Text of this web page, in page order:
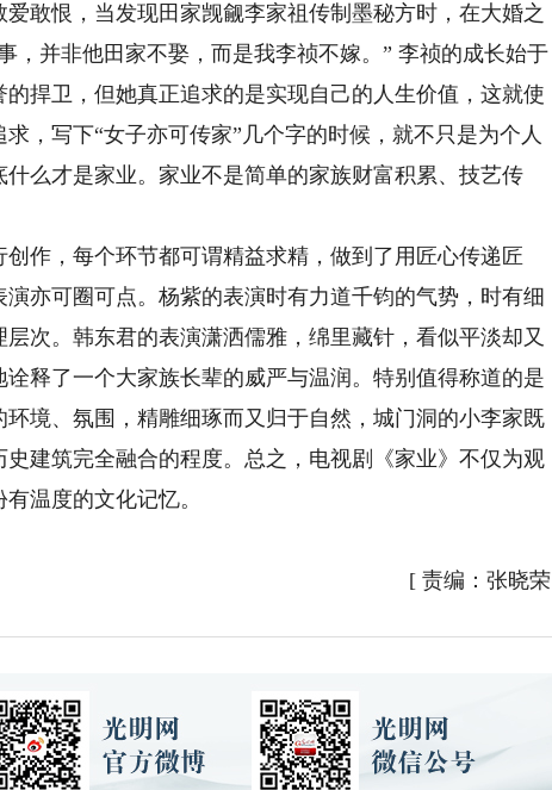
敢恨，当发现田家觊觎李家祖传制墨秘方时，在大婚之
，并非他田家不娶，而是我李祯不嫁。” 李祯的成长始于
捍卫，但她真正追求的是实现自己的人生价值，这就使
，写下“女子亦可传家”几个字的时候，就不只是为个人
么才是家业。家业不是简单的家族财富积累、技艺传
，每个环节都可谓精益求精，做到了用匠心传递匠
亦可圈可点。杨紫的表演时有力道千钧的气势，时有细
次。韩东君的表演潇洒儒雅，绵里藏针，看似平淡却又
释了一个大家族长辈的威严与温润。特别值得称道的是
境、氛围，精雕细琢而又归于自然，城门洞的小李家既
建筑完全融合的程度。总之，电视剧《家业》不仅为观
温度的文化记忆。
[ 责编：张晓荣